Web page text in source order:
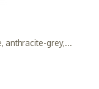
anthracite-grey,...